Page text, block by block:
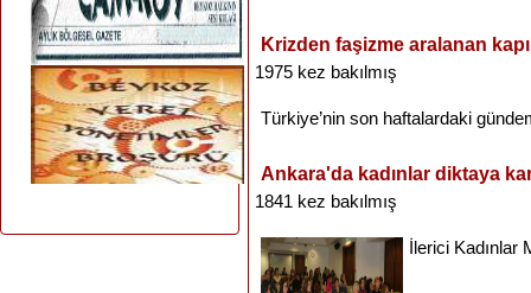
Krizden faşizme aralanan kapı
1975 kez bakılmış
Türkiye’nin son haftalardaki
Ankara'da kadınlar diktaya
1841 kez bakılmış
İlerici Kadınlar